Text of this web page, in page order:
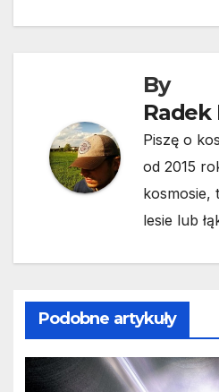
By
Radek
Piszę o
od 2015
kosmosie,
lesie lub
Podobne artykuły